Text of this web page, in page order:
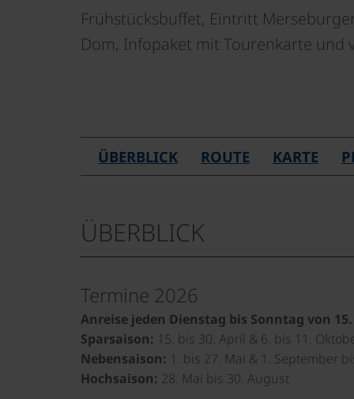
Frühstücksbuffet, Eintritt
Dom, Infopaket mit Tourenkarte und
ÜBERBLICK ROUTE KARTE
ÜBERBLICK
Termine 2026
Anreise jeden Dienstag bis Sonntag von
Sparsaison: 15. bis 30. April & 6. bis 11.
Nebensaison: 1. bis 27. Mai & 1. September
Hochsaison: 28. Mai bis 30. August